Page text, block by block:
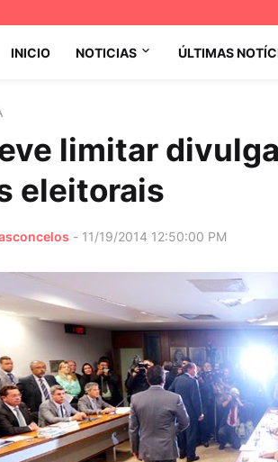
INICIO NOTICIAS ÚLTIMAS
limitar
eleitorais
- 11/19/2014 12:50:00 PM